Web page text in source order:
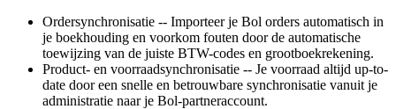
Ordersynchronisatie -- Importeer je Bol orders automatisch in
je boekhouding en voorkom fouten door de automatische
toewijzing van de juiste BTW-codes en grootboekrekening.
Product- en voorraadsynchronisatie -- Je voorraad altijd up-to-
date door een snelle en betrouwbare synchronisatie vanuit je
administratie naar je Bol-partneraccount.